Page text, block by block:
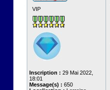
VIP
Inscription : 29 Mai 2022,
18:01
Message(s) : 650